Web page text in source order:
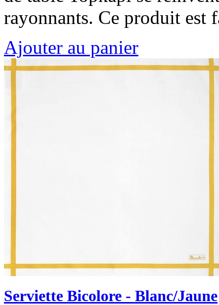
rayonnants. Ce produit est
Ajouter au panier
Serviette Bicolore - Blanc/Jaune